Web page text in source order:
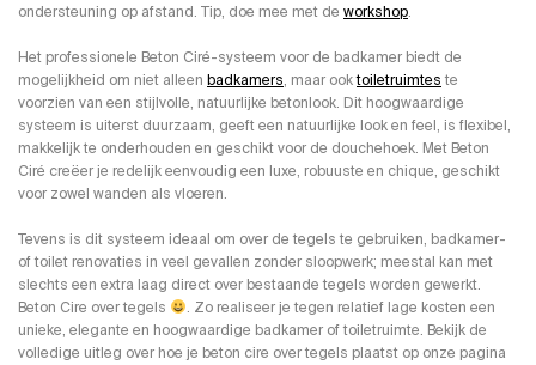
ondersteuning op afstand. Tip, doe mee met de workshop.
Het professionele Beton Ciré-systeem voor de badkamer biedt de
mogelijkheid om niet alleen badkamers, maar ooktoiletruimteste
voorzien van een stijlvolle, natuurlijke betonlook. Dit hoogwaardige
systeem is uiterst duurzaam, geeft een natuurlijke look en feel, is flexibel,
makkelijk te onderhouden en geschikt voor de douchehoek. Met Beton
Ciré creëer je redelijk eenvoudig een luxe, robuuste en chique, geschikt
voor zowel wanden als vloeren.
Tevens is dit systeem ideaal om over de tegels te gebruiken, badkamer-
of toilet renovaties in veel gevallen zonder sloopwerk; meestal kan met
slechts een extra laag direct over bestaande tegels worden gewerkt.
Beton Cire over tegels
. Zo realiseer je tegen relatief lage kosten een
unieke, elegante en hoogwaardige badkamer of toiletruimte. Bekijk de
volledige uitleg over hoe je beton cire over tegels plaatst op onze pagina